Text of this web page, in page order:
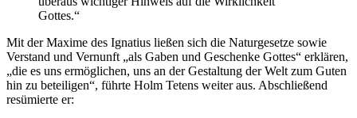
Gottes.“
Mit der Maxime des Ignatius ließen sich die Naturgesetze sowie
Verstand und Vernunft „als Gaben und Geschenke Gottes“ erklären,
„die es uns ermöglichen, uns an der Gestaltung der Welt zum Guten
hin zu beteiligen“, führte Holm Tetens weiter aus. Abschließend
resümierte er: